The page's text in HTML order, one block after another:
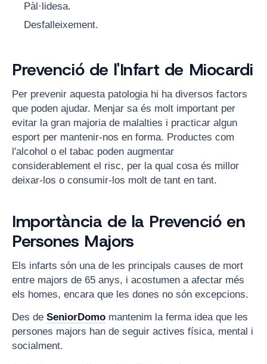
Pàl·lidesa.
Desfalleixement.
Prevenció de l'Infart de Miocardi
Per prevenir aquesta patologia hi ha diversos factors
que poden ajudar. Menjar sa és molt important per
evitar la gran majoria de malalties i practicar algun
esport per mantenir-nos en forma. Productes com
l'alcohol o el tabac poden augmentar
considerablement el risc, per la qual cosa és millor
deixar-los o consumir-los molt de tant en tant.
Importància de la Prevenció en
Persones Majors
Els infarts són una de les principals causes de mort
entre majors de 65 anys, i acostumen a afectar més
els homes, encara que les dones no són excepcions.
Des de SeniorDomo mantenim la ferma idea que les
persones majors han de seguir actives física, mental i
socialment.